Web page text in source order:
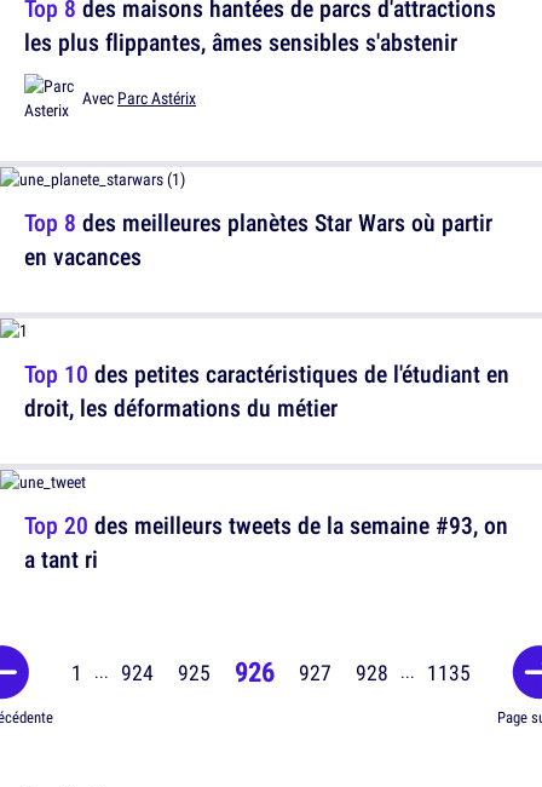
Top 8 des maisons hantées de parcs d'attractions
les plus flippantes, âmes sensibles s'abstenir
Avec Parc Astérix
Top 10 des petites caractéristiques de l'étudiant en
droit, les déformations du métier
Top 8 des meilleures planètes Star Wars où partir
en vacances
Top 20 des meilleurs tweets de la semaine #93, on
a tant ri
1 ... 924 925 926 927 928 ... 1135
Page